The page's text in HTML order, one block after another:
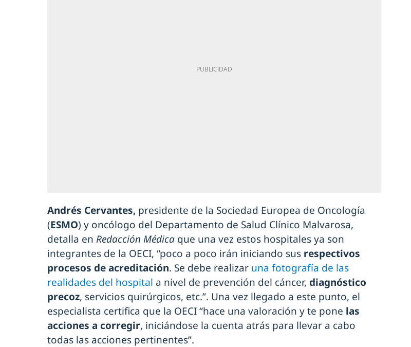
Andrés Cervantes, presidente de la Sociedad Europea de Oncología
(ESMO) y oncólogo del Departamento de Salud Clínico Malvarosa,
detalla en Redacción Médica que una vez estos hospitales ya son
integrantes de la OECI, “poco a poco irán iniciando sus respectivos
procesos de acreditación. Se debe realizar una fotografía de las
realidades del hospital a nivel de prevención del cáncer, diagnóstico
precoz, servicios quirúrgicos, etc.”. Una vez llegado a este punto, el
especialista certifica que la OECI “hace una valoración y te pone las
acciones a corregir, iniciándose la cuenta atrás para llevar a cabo
todas las acciones pertinentes”.